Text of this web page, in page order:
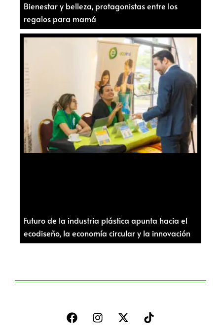
Bienestar y belleza, protagonistas entre los
regalos para mamá
Futuro de la industria plástica apunta hacia el
ecodiseño, la economía circular y la innovación